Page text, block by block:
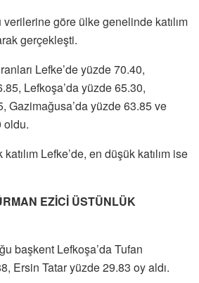
göre ülke genelinde katılım
gerçekleşti.
Lefke’de yüzde 70.40,
Lefkoşa’da yüzde 65.30,
Gazimağusa’da yüzde 63.85 ve
oldu.
Lefke’de, en düşük katılım ise
EZİCİ ÜSTÜNLÜK
başkent Lefkoşa’da Tufan
Ersin Tatar yüzde 29.83 oy aldı.